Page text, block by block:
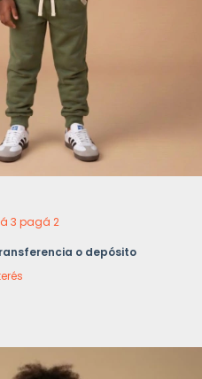
3 pagá 2
o depósito